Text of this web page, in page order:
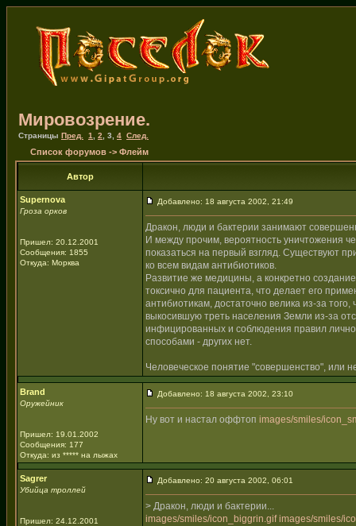
Мировозрение.
Страницы Пред. 1 2 3 4 След.
Список форумов -> Флейм
Автор
Supernova
Гроза орков
Пришел: 20.12.2001
Сообщения: 1855
Откуда: Морква
Добавлено: 18 августа 2002, 21:49
Дракон, люди и бактерии занимают
И между прочим, вероятность уничтожения
показаться на первый взгляд. Существуют
ко всем видам антибиотиков.
Развитие же медицины, а конкретно
токсично для пациента, что делает его
антибиотикам, достаточно велика из-за
выкосившую треть населения Земли из-за
инфицированных и соблюдения правил
способами - других нет.
Человеческое понятие "совершенство", или
Brand
Оружейник
Пришел: 19.01.2002
Сообщения: 177
Откуда: из ***** на лыжах
Добавлено: 18 августа 2002, 23:10
Ну вот и настал оффтоп images/smiles/
Sagrer
Убийца троллей
Пришел: 24.12.2001
Добавлено: 20 августа 2002, 06:01
> Дракон, люди и бактерии...
images/smiles/icon_biggrin.gif images/smiles/